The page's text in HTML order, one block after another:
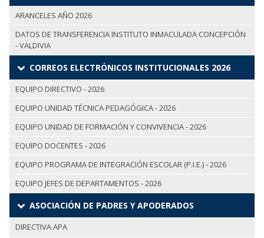
ARANCELES AÑO 2026
DATOS DE TRANSFERENCIA INSTITUTO INMACULADA CONCEPCIÓN
- VALDIVIA
CORREOS ELECTRÓNICOS INSTITUCIONALES 2026
EQUIPO DIRECTIVO - 2026
EQUIPO UNIDAD TÉCNICA PEDAGÓGICA - 2026
EQUIPO UNIDAD DE FORMACIÓN Y CONVIVENCIA - 2026
EQUIPO DOCENTES - 2026
EQUIPO PROGRAMA DE INTEGRACIÓN ESCOLAR (P.I.E.) - 2026
EQUIPO JEFES DE DEPARTAMENTOS - 2026
ASOCIACIÓN DE PADRES Y APODERADOS
DIRECTIVA APA